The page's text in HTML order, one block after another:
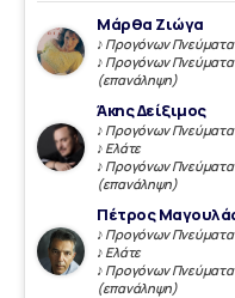
Μάρθα Ζιώγα
♪ Προγόνων Πνεύματα
♪ Προγόνων Πνεύματα
(επανάληψη)
Άκης Δείξιμος
♪ Προγόνων Πνεύματα
♪ Ελάτε
♪ Προγόνων Πνεύματα
(επανάληψη)
Πέτρος
♪ Προγόνων Πνεύματα
♪ Ελάτε
♪ Προγόνων Πνεύματα
(επανάληψη)